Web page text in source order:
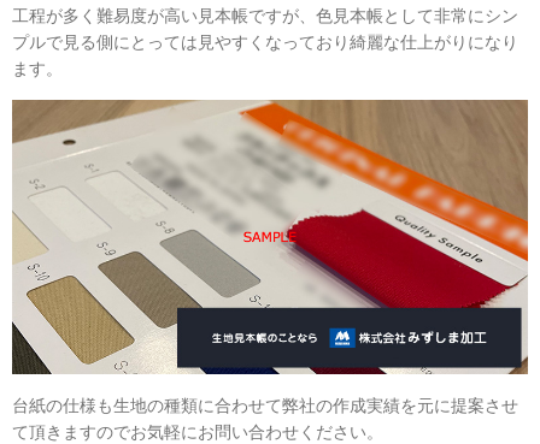
工程が多く難易度が高い見本帳ですが、色見本帳として非常にシン
プルで見る側にとっては見やすくなっており綺麗な仕上がりになり
ます。
台紙の仕様も生地の種類に合わせて弊社の作成実績を元に提案させ
て頂きますのでお気軽にお問い合わせください。